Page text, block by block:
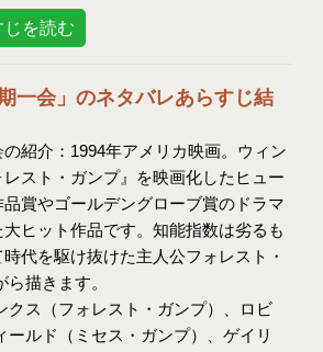
じを読む
一会」のネタバレあらすじ結
の紹介：1994年アメリカ映画。ウィン
スト・ガンプ』を映画化したヒュー
賞やゴールデングローブ賞のドラマ
ヒット作品です。知能指数は劣るも
代を駆け抜けた主人公フォレスト・
描きます。
ス（フォレスト・ガンプ）、ロビ
ルド（ミセス・ガンプ）、ゲイリ